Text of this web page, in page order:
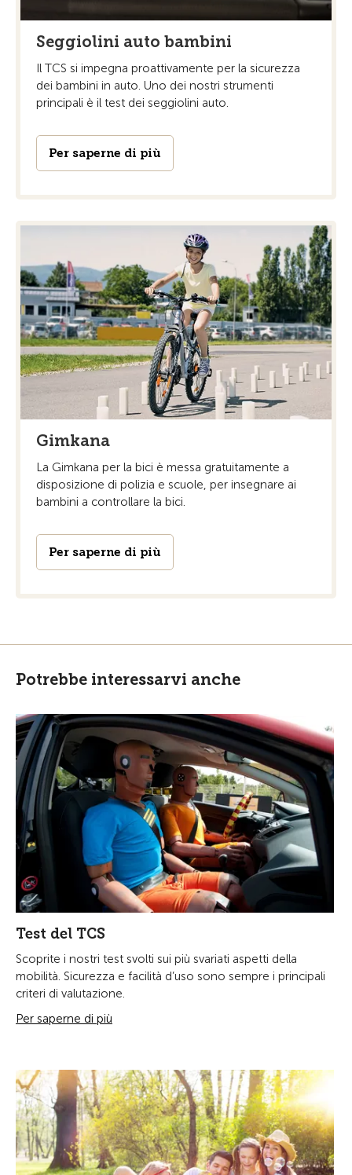
Seggiolini auto bambini
Il TCS si impegna proattivamente per la sicurezza
dei bambini in auto. Uno dei nostri strumenti
principali è il test dei seggiolini auto.
Per saperne di più
Gimkana
La Gimkana per la bici è messa gratuitamente a
disposizione di polizia e scuole, per insegnare ai
bambini a controllare la bici.
Per saperne di più
Potrebbe interessarvi anche
Test del TCS
Scoprite i nostri test svolti sui più svariati aspetti della
mobilità. Sicurezza e facilità d’uso sono sempre i principali
criteri di valutazione.
Per saperne di più